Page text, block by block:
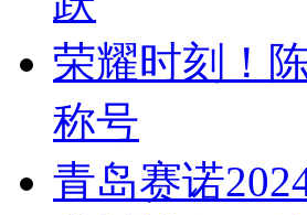
荣耀时刻！
称号
青岛赛诺